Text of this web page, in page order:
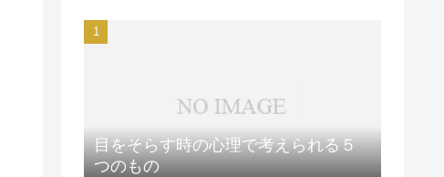
目をそらす時の心理で考えられる５
つのもの